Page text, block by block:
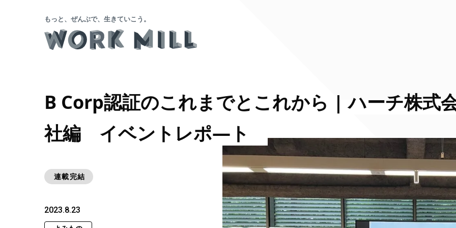
もっと、ぜんぶで、生きていこう。
B Corp認証のこれまでとこれから | ハーチ株式
社編 イベントレポ―ト
連載完結
2023.8.23